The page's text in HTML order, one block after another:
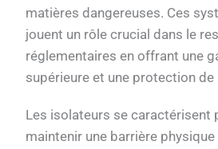
matières dangereuses. Ces
jouent un rôle crucial dans le
réglementaires en offrant une
supérieure et une protection de
Les isolateurs se caractérisent
maintenir une barrière